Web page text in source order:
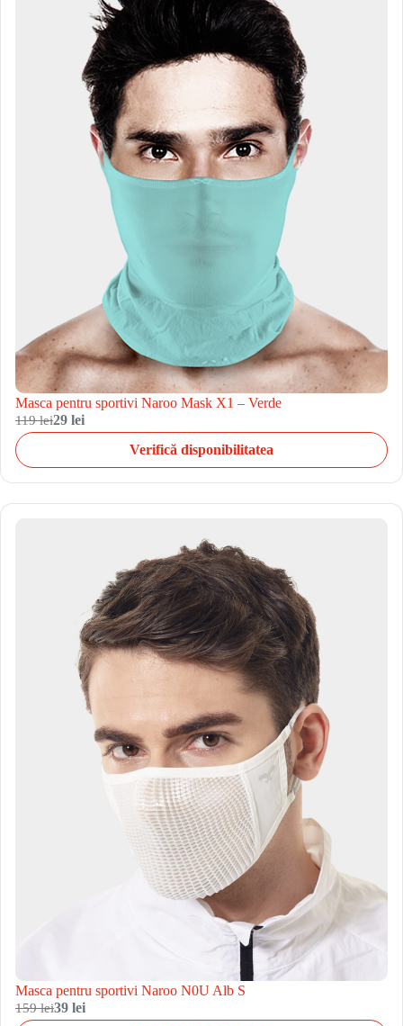
Masca pentru sportivi Naroo Mask X1 – Verde
119 lei29 lei
Verifică disponibilitatea
Masca pentru sportivi Naroo N0U Alb S
159 lei39 lei